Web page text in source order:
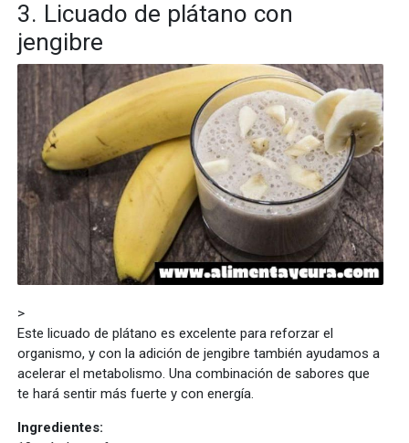
3. Licuado de plátano con
jengibre
>
Este licuado de plátano es excelente para reforzar el
organismo, y con la adición de jengibre también ayudamos a
acelerar el metabolismo. Una combinación de sabores que
te hará sentir más fuerte y con energía.
Ingredientes: